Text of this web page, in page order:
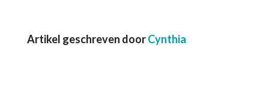
Artikel geschreven doorCynthia